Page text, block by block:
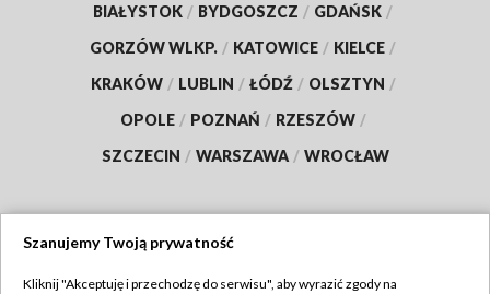
BIAŁYSTOK / BYDGOSZCZ / GDAŃSK /
GORZÓW WLKP. / KATOWICE / KIELCE /
KRAKÓW / LUBLIN / ŁÓDŹ / OLSZTYN /
OPOLE / POZNAŃ / RZESZÓW /
SZCZECIN / WARSZAWA / WROCŁAW
Szanujemy Twoją prywatność
Kliknij "Akceptuję i przechodzę do serwisu", aby wyrazić zgody na